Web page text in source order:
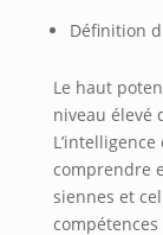
Définition
Le haut
niveau élevé
comprendre
siennes et